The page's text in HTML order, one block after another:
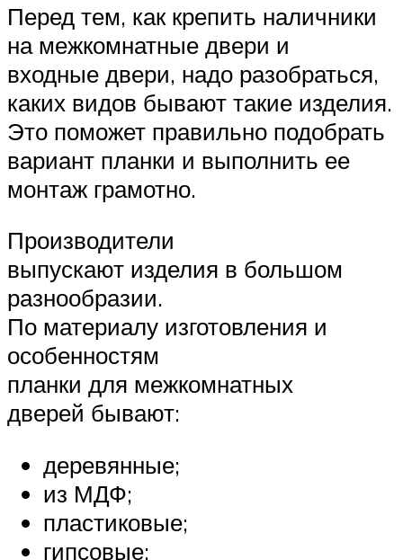
Перед тем, как крепить наличники
на межкомнатные двери и
входные двери, надо разобраться,
каких видов бывают такие изделия.
Это поможет правильно подобрать
вариант планки и выполнить ее
монтаж грамотно.
Производители
выпускают изделия в большом
разнообразии.
По материалу изготовления и
особенностям
планки для межкомнатных
дверей бывают:
деревянные;
из МДФ;
пластиковые;
гипсовые;